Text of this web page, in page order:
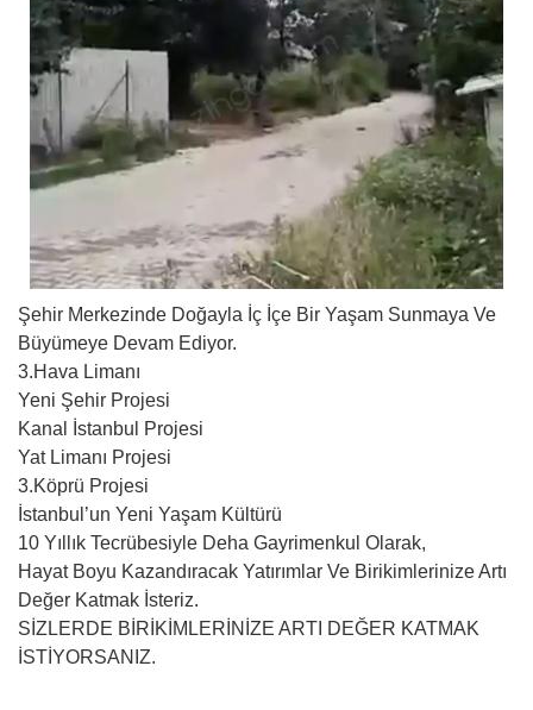
Şehir Merkezinde Doğayla İç İçe Bir Yaşam Sunmaya Ve
Büyümeye Devam Ediyor.
3.Hava Limanı
Yeni Şehir Projesi
Kanal İstanbul Projesi
Yat Limanı Projesi
3.Köprü Projesi
İstanbul’un Yeni Yaşam Kültürü
10 Yıllık Tecrübesiyle Deha Gayrimenkul Olarak,
Hayat Boyu Kazandıracak Yatırımlar Ve Birikimlerinize Artı
Değer Katmak İsteriz.
SİZLERDE BİRİKİMLERİNİZE ARTI DEĞER KATMAK
İSTİYORSANIZ.